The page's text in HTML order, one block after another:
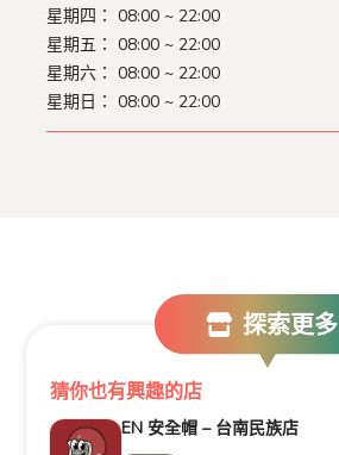
星期四： 08:00 ~ 22:00
星期五： 08:00 ~ 22:00
星期六： 08:00 ~ 22:00
星期日： 08:00 ~ 22:00
探索更多
猜你也有興趣的店
EN 安全帽 – 台南民族店